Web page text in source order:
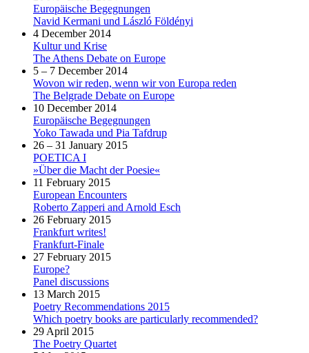
Europäische Begegnungen
Navid Kermani und László Földényi
4 December 2014
Kultur und Krise
The Athens Debate on Europe
5 – 7 December 2014
Wovon wir reden, wenn wir von Europa reden
The Belgrade Debate on Europe
10 December 2014
Europäische Begegnungen
Yoko Tawada und Pia Tafdrup
26 – 31 January 2015
POETICA I
»Über die Macht der Poesie«
11 February 2015
European Encounters
Roberto Zapperi and Arnold Esch
26 February 2015
Frankfurt writes!
Frankfurt-Finale
27 February 2015
Europe?
Panel discussions
13 March 2015
Poetry Recommendations 2015
Which poetry books are particularly recommended?
29 April 2015
The Poetry Quartet